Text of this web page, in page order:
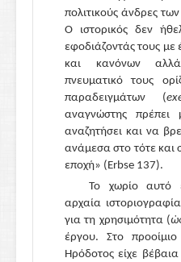
πολιτικούς άνδρες
Ο ιστορικός δεν
εφοδιάζοντάς τους
και κανόνων
πνευματικό τους
παραδειγμάτων
(
αναγνώστης
αναζητήσει και να
ανάμεσα στο τότε και
εποχή» (Erbse 137).
Το χωρίο αυτό
αρχαία
για τη χρησιμότητα (
έργου. Στο
Ηρόδοτος είχε